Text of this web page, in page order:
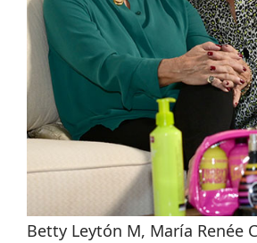
Betty Leytón M, María Renée